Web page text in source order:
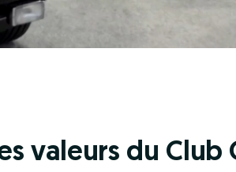
valeurs du Club